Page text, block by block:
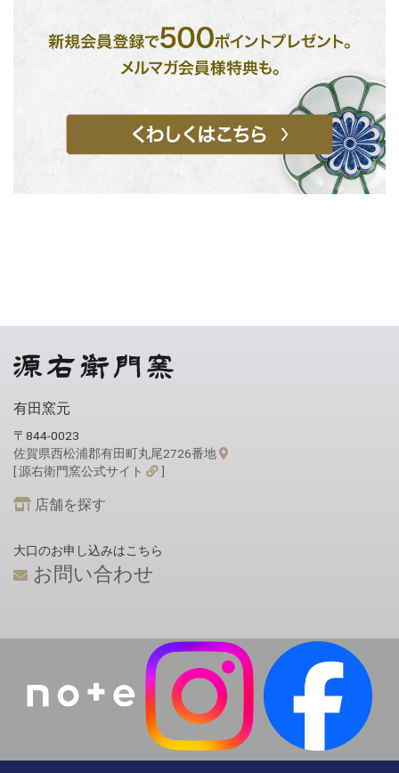
有田窯元
〒844-0023
佐賀県西松浦郡有田町丸尾2726番地
[ 源右衛門窯公式サイト
]
店舗を探す
大口のお申し込みはこちら
お問い合わせ